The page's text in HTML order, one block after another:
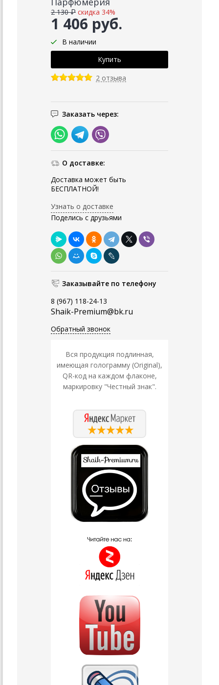
1 406 руб.
2 130 ₽ скидка 34%
В наличии
2 отзыва
Заказать через:
О доставке:
Доставка может быть
БЕСПЛАТНОЙ!
Узнать о доставке
Поделись с друзьями
Заказывайте по телефону
8 (967) 118-24-13
Shaik-Premium@bk.ru
Обратный звонок
Вся продукция подлинная,
имеющая голограмму (Original),
QR-код на каждом флаконе,
маркировку "Честный знак".